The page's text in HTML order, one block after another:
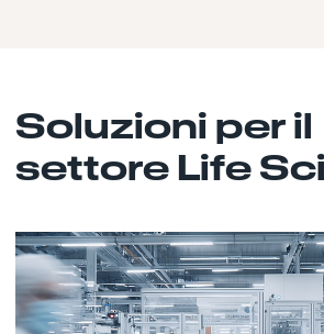
Soluzioni per il
settore Life